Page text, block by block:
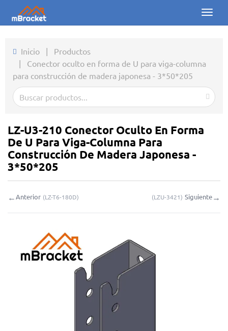
Toggle
Productos
Sobre nosotros
Contacto
Consulta en línea
Mis consultas
Inicio | Productos
| Conector oculto en forma de U para viga-columna
para construcción de madera japonesa - 3*50*205
LZ-U3-210 Conector Oculto En Forma
De U Para Viga-Columna Para
Construcción De Madera Japonesa -
3*50*205
←Anterior (LZ-T6-180D) (LZU-3421) Siguiente→